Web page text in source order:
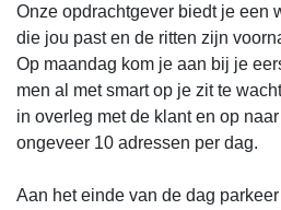
Onze opdrachtgever biedt je een
die jou past en de ritten zijn
Op maandag kom je aan bij je
men al met smart op je zit te
in overleg met de klant en op
ongeveer 10 adressen per dag.
Aan het einde van de dag